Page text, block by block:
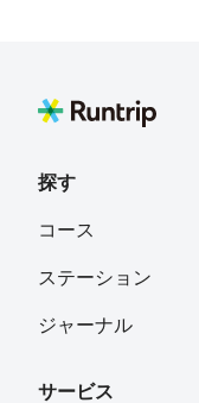
探す
コース
ステーション
ジャーナル
サービス